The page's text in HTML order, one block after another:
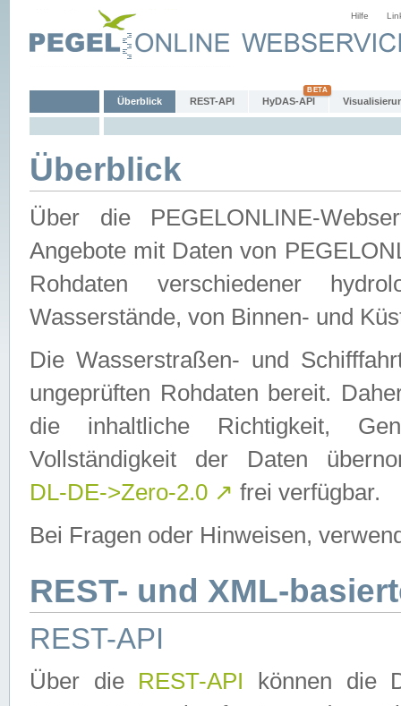
Hilfe
Überblick REST-API HyDAS-API
Überblick
Über die PEGELONLINE-
Angebote mit Daten von
Rohdaten verschiedener
Wasserstände, von Binnen- und
Die Wasserstraßen- und
ungeprüften Rohdaten bereit.
die inhaltliche Richtigkeit,
Vollständigkeit der Daten
DL-DE->Zero-2.0 ↗ frei verfügbar.
Bei Fragen oder Hinweisen,
REST- und XML-
REST-API
Über die REST-API können die